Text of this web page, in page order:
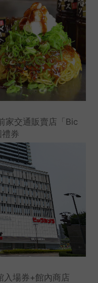
家交通販賣店「Bic
券
場券+館內商店